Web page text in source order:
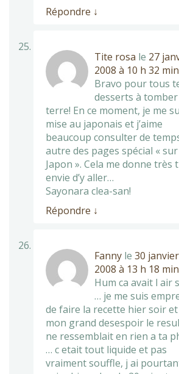
Répondre ↓
Tite rosa le 27
2008 à 10 h 32 min
Bravo pour tous
desserts à
terre! En ce moment, je me
mise au japonais et j’aime
beaucoup consulter de
autre des pages spécial «
Japon ». Cela me donne très
envie d’y aller…
Sayonara clea-san!
Répondre ↓
Fanny le 30 janvier
2008 à 13 h 18 min
Hum ca avait l air
… je me suis
de faire la recette hier soir et
mon grand desespoir le
ne ressemblait en rien a ta
… c etait tout liquide et pas
vraiment souffle, j ai